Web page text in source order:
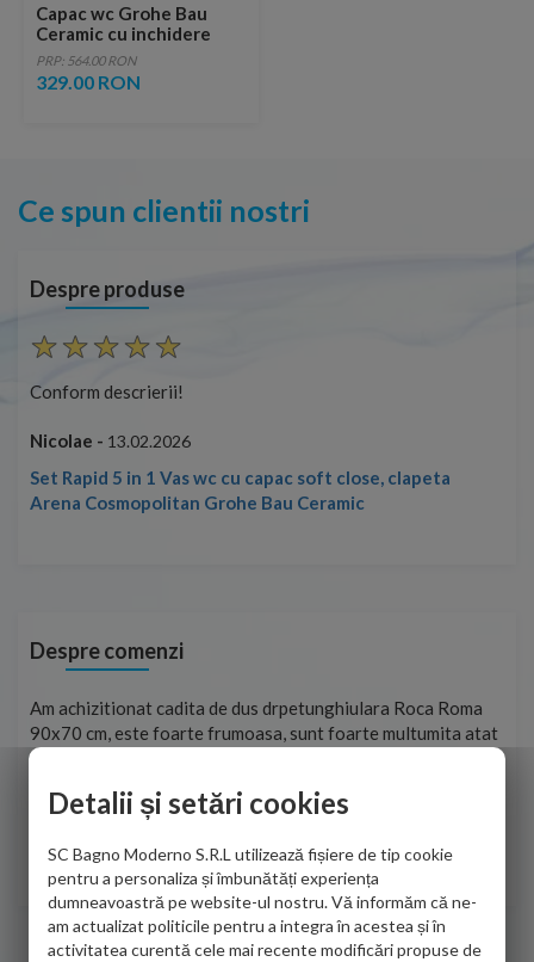
Capac wc Grohe Bau
Ceramic cu inchidere
lenta 46x37 cm
PRP: 564.00 RON
329.00 RON
Ce spun clientii nostri
Despre produse
Conform descrierii!
Nicolae - 13.02.2026
Set Rapid 5 in 1 Vas wc cu capac soft close, clapeta
Arena Cosmopolitan Grohe Bau Ceramic
Despre comenzi
Am achizitionat cadita de dus drpetunghiulara Roca Roma
90x70 cm, este foarte frumoasa, sunt foarte multumita atat
de personalul firmei dvs. cu care am colaborat in obtinerea
adus coletul in siguranta.Numai bine, va doresc!
Sofrone Viviana -28.07.2026
Detalii și setări cookies
SC Bagno Moderno S.R.L utilizează fișiere de tip cookie
pentru a personaliza și îmbunătăți experiența
dumneavoastră pe website-ul nostru. Vă informăm că ne-
am actualizat politicile pentru a integra în acestea și în
activitatea curentă cele mai recente modificări propuse de